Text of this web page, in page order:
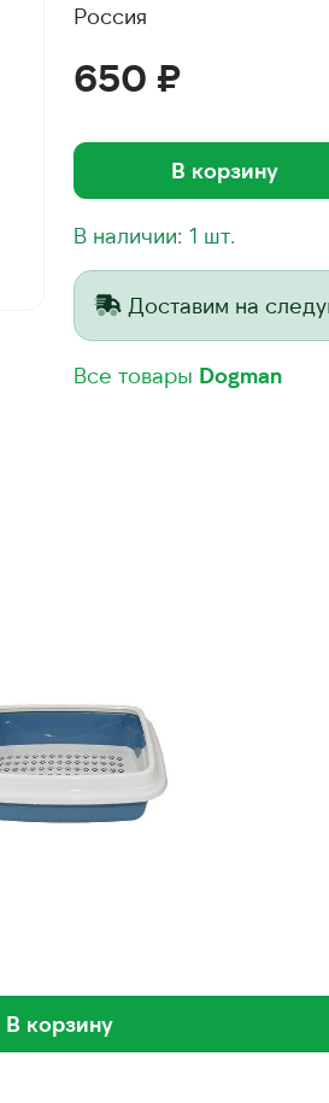
Россия
650 ₽
В корзину
В наличии: 1 шт.
Доставим на
Все товары Dogman
В корзину